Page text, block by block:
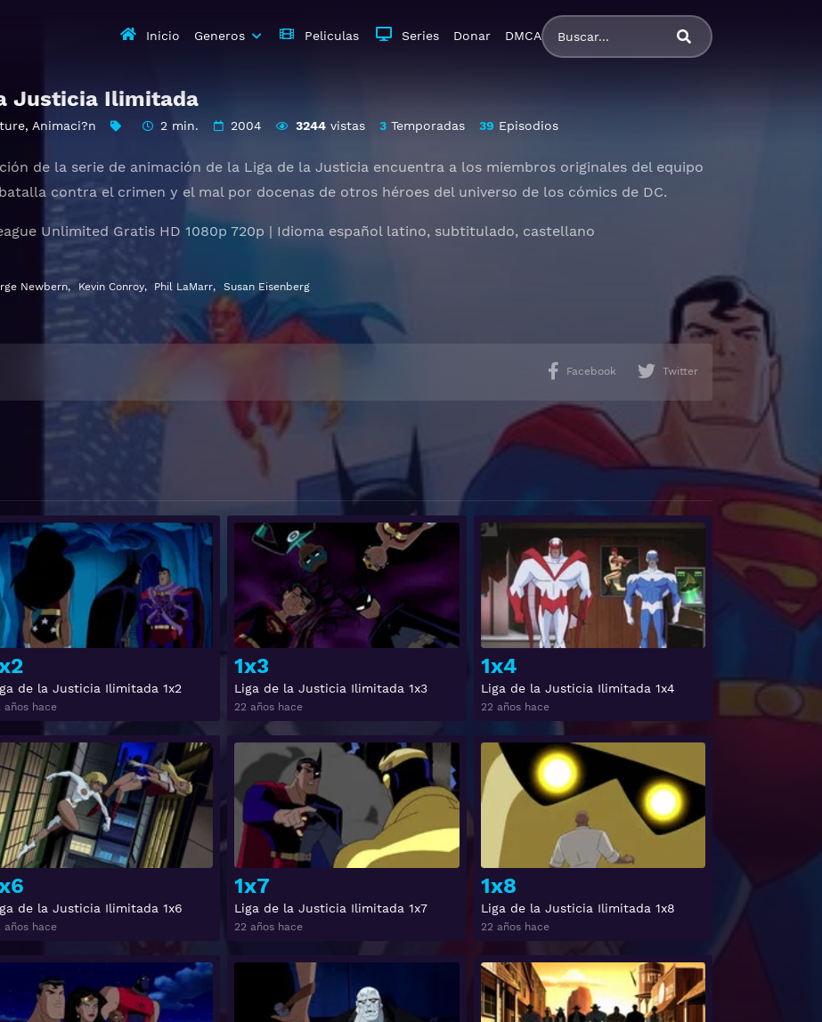
Inicio Generos Peliculas Series Donar DMCA
Justicia Ilimitada
, Animaci?n 2 min. 2004 3244vistas 3Temporadas 39 Episodios
de la serie de animación de la Liga de la Justicia encuentra a los miembros originales del equipo
contra el crimen y el mal por docenas de otros héroes del universo de los cómics de DC.
Unlimited Gratis HD 1080p 720p | Idioma español latino, subtitulado, castellano
Newbern, Kevin Conroy, Phil LaMarr, Susan Eisenberg
Facebook Twitter
Ver
de la Justicia Ilimitada 1x2
años hace
Ver
1x3
Liga de la Justicia Ilimitada 1x3
22 años hace
Ver
1x4
Liga de la Justicia Ilimitada 1x4
22 años hace
de la Justicia Ilimitada 1x6
años hace
1x7
Liga de la Justicia Ilimitada 1x7
22 años hace
Ver
1x8
Liga de la Justicia Ilimitada 1x8
22 años hace
Ver